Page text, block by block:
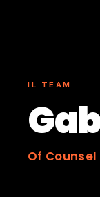
IL TEAM
Of Counsel